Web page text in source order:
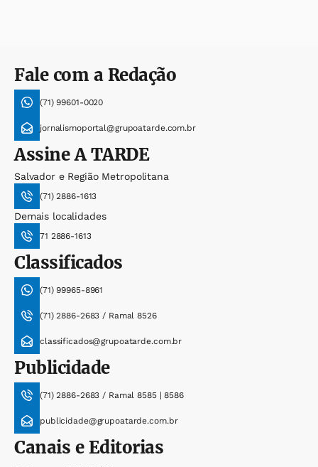
Fale com a Redação
(71) 99601-0020
jornalismoportal@grupoatarde.com.br
AssineA TARDE
Salvador e Região Metropolitana
(71) 2886-1613
Demais localidades
71 2886-1613
Classificados
(71) 99965-8961
(71) 2886-2683 / Ramal 8526
classificados@grupoatarde.com.br
Publicidade
(71) 2886-2683 / Ramal 8585 | 8586
publicidade@grupoatarde.com.br
Canais e Editorias